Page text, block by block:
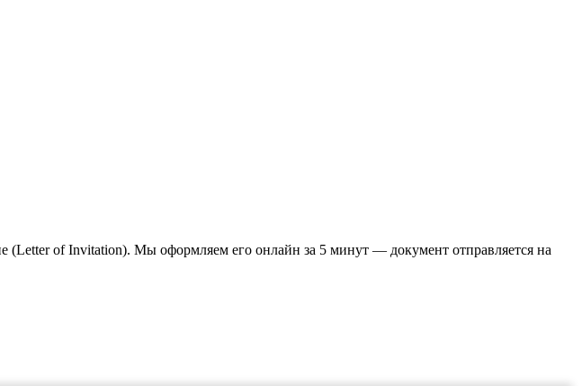
(Letter of Invitation). Мы оформляем его онлайн за 5 минут — документ отправляется на